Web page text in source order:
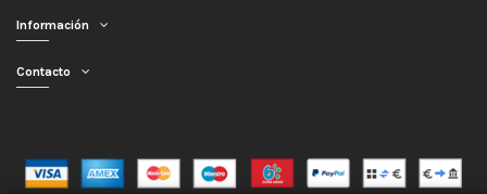
Información
Contacto